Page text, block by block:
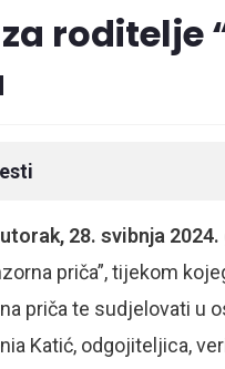
roditelje
utorak, 28. svibnja 2024.
priča”, tijekom
priča te sudjelovati u
Katić, odgojiteljica,